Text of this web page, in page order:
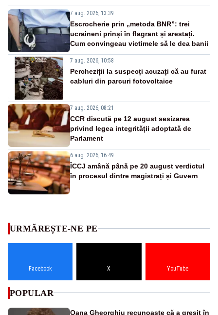
7 aug. 2026, 13:39
Escrocherie prin „metoda BNR”: trei
ucraineni prinși în flagrant și arestați.
Cum convingeau victimele să le dea banii
7 aug. 2026, 10:58
Percheziții la suspecți acuzați că au furat
cabluri din parcuri fotovoltaice
7 aug. 2026, 08:21
CCR discută pe 12 august sesizarea
privind legea integrității adoptată de
Parlament
6 aug. 2026, 16:49
ÎCCJ amână până pe 20 august verdictul
în procesul dintre magistrați și Guvern
URMĂREȘTE-NE PE
Facebook X YouTube
POPULAR
Oana Gheorghiu recunoaște că a greșit în